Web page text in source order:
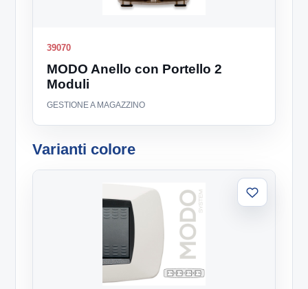
39070
MODO Anello con Portello 2
Moduli
GESTIONE A MAGAZZINO
Varianti colore
Aggiungi
alla